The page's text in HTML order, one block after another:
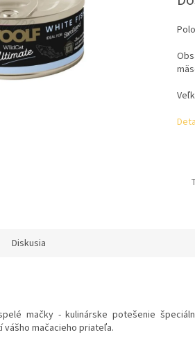
Diskusia
mačky - kulinárske potešenie
mačacieho priateľa.